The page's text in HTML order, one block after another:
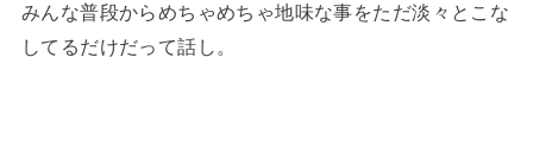
みんな普段からめちゃめちゃ地味な事をただ淡々とこな
してるだけだって話し。